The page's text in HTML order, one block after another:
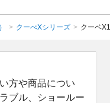
> クーべXシリーズ > クーベ
方や商品につい
ブル、ショールー